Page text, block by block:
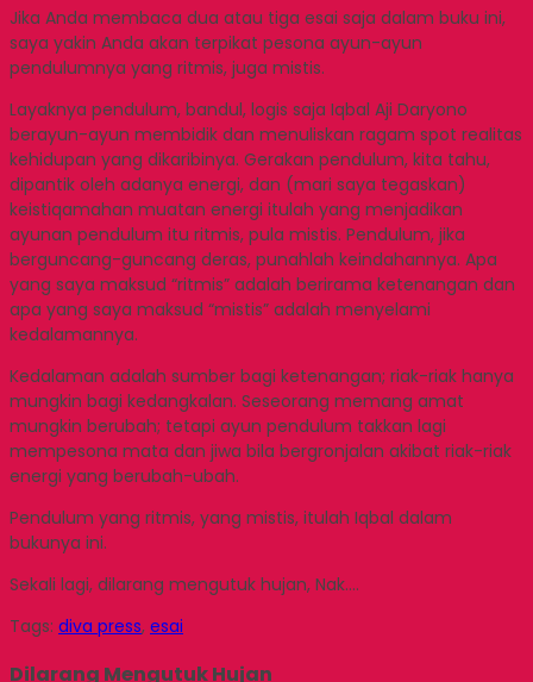
Jika Anda membaca dua atau tiga esai saja dalam buku ini,
saya yakin Anda akan terpikat pesona ayun-ayun
pendulumnya yang ritmis, juga mistis.
Layaknya pendulum, bandul, logis saja Iqbal Aji Daryono
berayun-ayun membidik dan menuliskan ragam spot realitas
kehidupan yang dikaribinya. Gerakan pendulum, kita tahu,
dipantik oleh adanya energi, dan (mari saya tegaskan)
keistiqamahan muatan energi itulah yang menjadikan
ayunan pendulum itu ritmis, pula mistis. Pendulum, jika
berguncang-guncang deras, punahlah keindahannya. Apa
yang saya maksud “ritmis” adalah berirama ketenangan dan
apa yang saya maksud “mistis” adalah menyelami
kedalamannya.
Kedalaman adalah sumber bagi ketenangan; riak-riak hanya
mungkin bagi kedangkalan. Seseorang memang amat
mungkin berubah; tetapi ayun pendulum takkan lagi
mempesona mata dan jiwa bila bergronjalan akibat riak-riak
energi yang berubah-ubah.
Pendulum yang ritmis, yang mistis, itulah Iqbal dalam
bukunya ini.
Sekali lagi, dilarang mengutuk hujan, Nak….
Tags: diva press, esai
Dilarang Mengutuk Hujan